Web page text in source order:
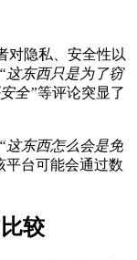
对隐私、安全性以
“这东西只是为了窃
全”等评论突显了
“这东西怎么会是免
平台可能会通过数
较